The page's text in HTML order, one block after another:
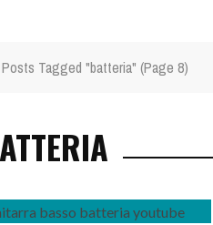
Posts Tagged "batteria" (Page 8)